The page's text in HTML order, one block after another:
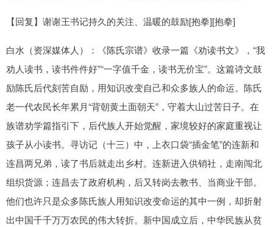
【回复】谢谢王书记持久的关注、温暖的鼓励[抱拳][抱拳]
白水（资深媒体人）：《陈氏宗谱》收录一篇《劝读书文》，“我
劝人读书，读书件件好”“一字值千金，读书无价宝”。这篇诗文鼓
励陈氏后代刻苦自励，用知识改变自己和众多族人的命运。陈氏
老一代农民长年累月“背朝黄土面朝天”，守着大山过苦日子。在
族谱劝学篇指引下，后代族人开始觉醒，家境较好的家庭重视让
孩子从小读书。寻访记（十三）中，上衣口袋“插金笔”的连新和
连昌两兄弟，读了书后就走出乡村。连新进入供销社，走南闯北
组织货源；连昌去了政府机构，后又转岗去教书、当商业干部。
他们也许只是众多陈氏族人用知识改变命运的其中一例，却折射
出中国千千万万农民的伟大转折。新中国成立后，中华民族从贫